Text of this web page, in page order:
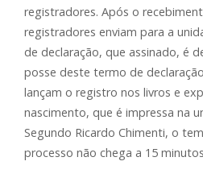
registradores. Após o
registradores enviam para a
de declaração, que assinado, é
posse deste termo de
lançam o registro nos livros e
nascimento, que é impressa na
Segundo Ricardo Chimenti, o
processo não chega a 15